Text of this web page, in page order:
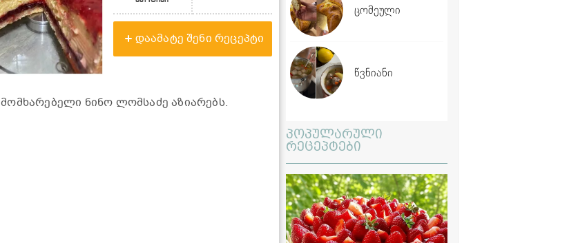
დაამატე შენი რეცეპტი
მომხარებელი ნინო ლომსაძე აზიარებს.
ცომეული
წვნიანი
პოპულარული
რეცეპტები